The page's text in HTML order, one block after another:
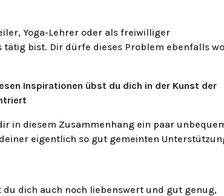
Yoga-Lehrer oder als freiwilliger
bist. Dir dürfe dieses Problem ebenfalls
Inspirationen übst du dich in der Kunst der
in diesem Zusammenhang ein paar
eigentlich so gut gemeinten
dich auch noch liebenswert und gut genug,